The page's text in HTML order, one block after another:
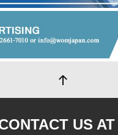
US AT